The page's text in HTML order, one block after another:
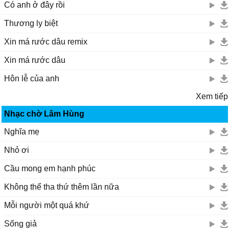
Có anh ở đây rồi
Thương ly biệt
Xin má rước dâu remix
Xin má rước dâu
Hôn lễ của anh
Xem tiếp
Nhạc chờ Lâm Hùng
Nghĩa mẹ
Nhỏ ơi
Cầu mong em hạnh phúc
Không thể tha thứ thêm lần nữa
Mỗi người một quá khứ
Sống giả